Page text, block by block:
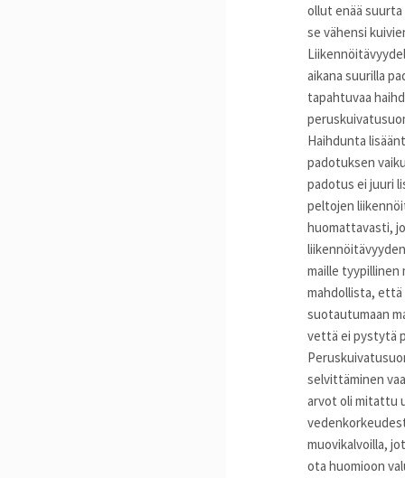
ollut enää suurta
se vähensi
aikana suurilla
tapahtuvaa
Haihdunta
padotuksen
padotus ei juuri
peltojen
huomattavasti,
maille tyypillinen
mahdollista, että
suotautumaan
vettä ei pystytä
selvittäminen
arvot oli mitattu
muovikalvoilla,
ota huomioon